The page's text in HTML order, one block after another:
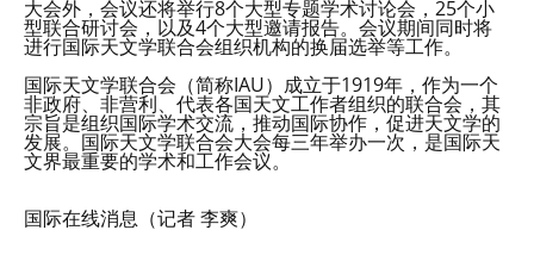
大会外，会议还将举行8个大型专题学术讨论会，25个小
型联合研讨会，以及4个大型邀请报告。会议期间同时将
进行国际天文学联合会组织机构的换届选举等工作。
国际天文学联合会（简称IAU）成立于1919年，作为一个
非政府、非营利、代表各国天文工作者组织的联合会，其
宗旨是组织国际学术交流，推动国际协作，促进天文学的
发展。国际天文学联合会大会每三年举办一次，是国际天
文界最重要的学术和工作会议。
国际在线消息（记者 李爽）